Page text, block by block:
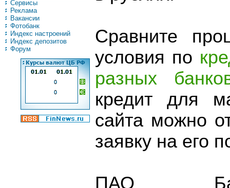
Сервисы
Реклама
Вакансии
Фотобанк
Индекс настроений
Индекс депозитов
Форум
Сравните
условия по
разных
кредит для
сайта можно
заявку на его
ПАО